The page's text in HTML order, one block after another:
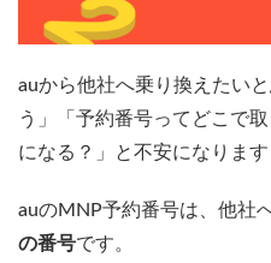
auから他社へ乗り換えたい
う」「予約番号ってどこで
になる？」と不安になります
auのMNP予約番号は、他社
の番号です。